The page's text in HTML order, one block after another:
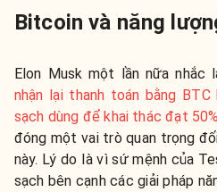
Bitcoin và năng
Elon Musk một lần nữa nhắc
nhận lại thanh toán bằng
sạch dùng để khai thác đạt
đóng một vai trò quan trọng
này. Lý do là vì sứ mệnh của
sạch bên cạnh các giải pháp